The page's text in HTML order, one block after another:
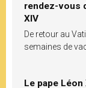
rendez-vous
XIV
De retour au
semaines de
Le pape